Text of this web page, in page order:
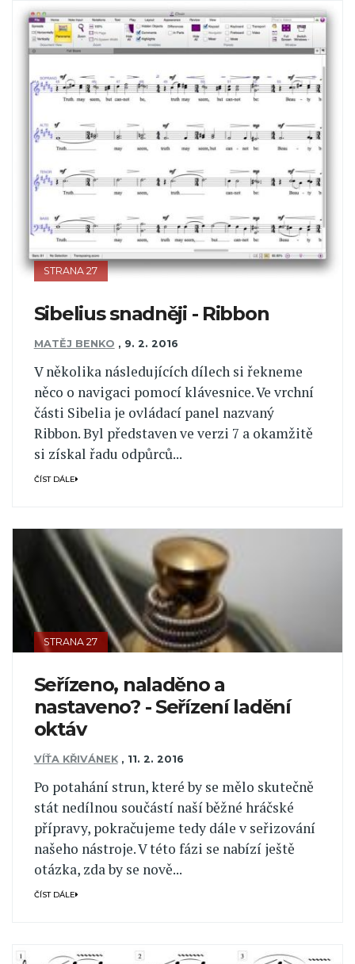
STRANA 27
Sibelius snadněji - Ribbon
MATĚJ BENKO , 9. 2. 2016
V několika následujících dílech si řekneme
něco o navigaci pomocí klávesnice. Ve vrchní
části Sibelia je ovládací panel nazvaný
Ribbon. Byl představen ve verzi 7 a okamžitě
si získal řadu odpůrců...
ČÍST DÁLE
STRANA 27
Seřízeno, naladěno a
nastaveno? - Seřízení ladění
oktáv
VÍŤA KŘIVÁNEK , 11. 2. 2016
Po potahání strun, které by se mělo skutečně
stát nedílnou součástí naší běžné hráčské
přípravy, pokračujeme tedy dále v seřizování
našeho nástroje. V této fázi se nabízí ještě
otázka, zda by se nově...
ČÍST DÁLE